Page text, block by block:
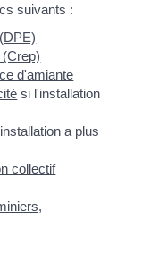
suivants :
d'amiante
si l'installation
a plus
collectif